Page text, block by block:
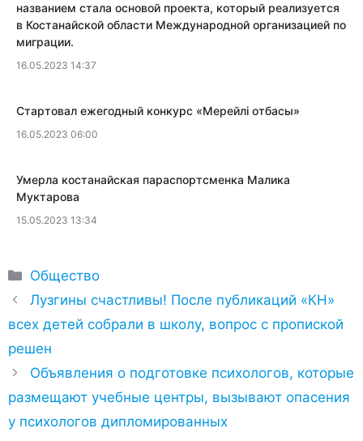
названием стала основой проекта, который реализуется
в Костанайской области Международной организацией по
миграции.
16.05.2023 14:37
​Стартовал ежегодный конкурс «Мерейлi отбасы»
16.05.2023 06:00
​Умерла костанайская параспортсменка Малика
Муктарова
15.05.2023 13:34
Рубрики
Общество
Лузгины счастливы! После публикаций «КН»
всех детей собрали в школу, вопрос с пропиской
решен
Объявления о подготовке психологов, которые
размещают учебные центры, вызывают опасения
у психологов дипломированных